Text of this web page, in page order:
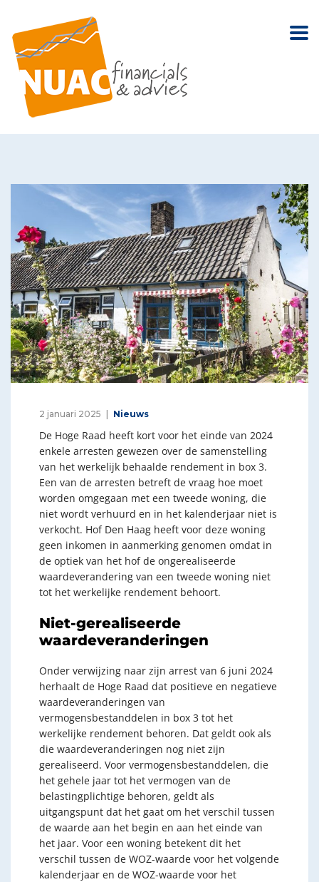
2 januari 2025 Nieuws
De Hoge Raad heeft kort voor het einde van 2024
enkele arresten gewezen over de samenstelling
van het werkelijk behaalde rendement in box 3.
Een van de arresten betreft de vraag hoe moet
worden omgegaan met een tweede woning, die
niet wordt verhuurd en in het kalenderjaar niet is
verkocht. Hof Den Haag heeft voor deze woning
geen inkomen in aanmerking genomen omdat in
de optiek van het hof de ongerealiseerde
waardeverandering van een tweede woning niet
tot het werkelijke rendement behoort.
Niet-gerealiseerde
waardeveranderingen
Onder verwijzing naar zijn arrest van 6 juni 2024
herhaalt de Hoge Raad dat positieve en negatieve
waardeveranderingen van
vermogensbestanddelen in box 3 tot het
werkelijke rendement behoren. Dat geldt ook als
die waardeveranderingen nog niet zijn
gerealiseerd. Voor vermogensbestanddelen, die
het gehele jaar tot het vermogen van de
belastingplichtige behoren, geldt als
uitgangspunt dat het gaat om het verschil tussen
de waarde aan het begin en aan het einde van
het jaar. Voor een woning betekent dit het
verschil tussen de WOZ-waarde voor het volgende
kalenderjaar en de WOZ-waarde voor het